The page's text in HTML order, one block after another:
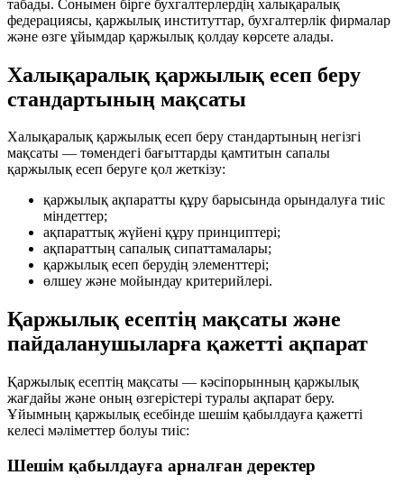
табады. Сонымен бірге бухгалтерлердің халықаралық
федерациясы, қаржылық институттар, бухгалтерлік фирмалар
және өзге ұйымдар қаржылық қолдау көрсете алады.
Халықаралық қаржылық есеп беру
стандартының мақсаты
Халықаралық қаржылық есеп беру стандартының негізгі
мақсаты — төмендегі бағыттарды қамтитын сапалы
қаржылық есеп беруге қол жеткізу:
қаржылық ақпаратты құру барысында орындалуға тиіс
міндеттер;
ақпараттық жүйені құру принциптері;
ақпараттың сапалық сипаттамалары;
қаржылық есеп берудің элементтері;
өлшеу және мойындау критерийлері.
Қаржылық есептің мақсаты және
пайдаланушыларға қажетті ақпарат
Қаржылық есептің мақсаты — кәсіпорынның қаржылық
жағдайы және оның өзгерістері туралы ақпарат беру.
Ұйымның қаржылық есебінде шешім қабылдауға қажетті
келесі мәліметтер болуы тиіс:
Шешім қабылдауға арналған деректер